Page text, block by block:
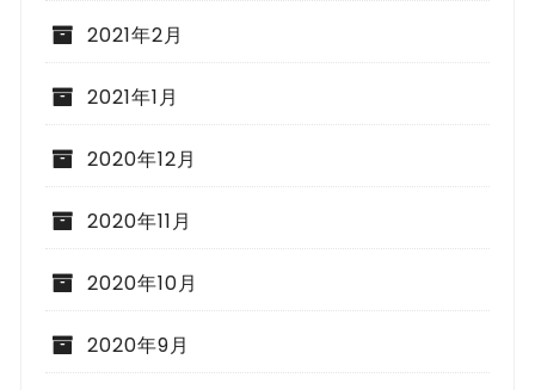
2021年2月
2021年1月
2020年12月
2020年11月
2020年10月
2020年9月